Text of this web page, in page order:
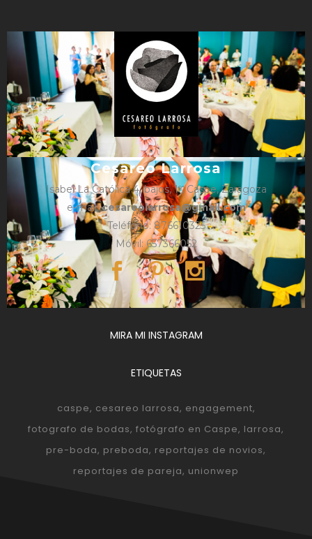
Cesareo Larrosa
Isabel La Católica 4, bajos, 1º, Caspe, Zaragoza
e-mail:cesareolarrosa@gmail.com
Teléfono: 876610325
Móvil: 657366052
MIRA MI INSTAGRAM
ETIQUETAS
caspe cesareo larrosa engagement
fotografo de bodas fotógrafo en Caspe larrosa
pre-boda preboda reportajes de novios
reportajes de pareja unionwep